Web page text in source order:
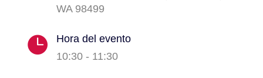
WA 98499

Hora del evento
10:30 - 11:30